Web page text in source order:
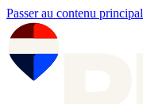
Passer au contenu principal